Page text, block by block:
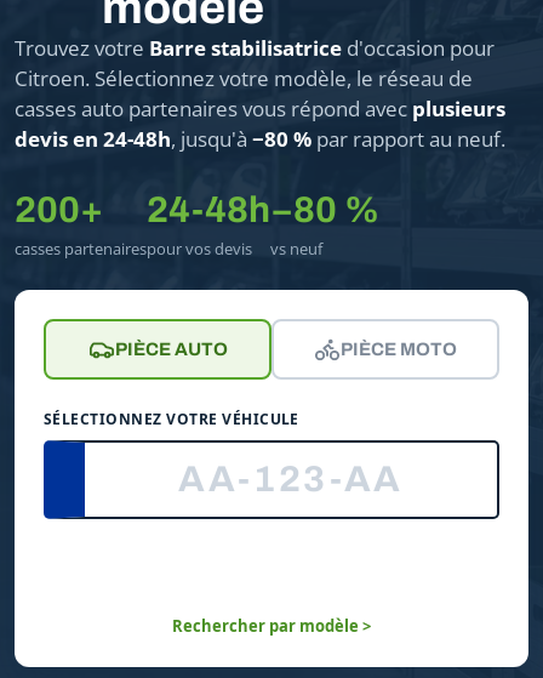
Trouvez votre Barre stabilisatrice d'occasion pour
Citroen. Sélectionnez votre modèle, le réseau de
casses auto partenaires vous répond avec plusieurs
devis en 24-48h, jusqu'à −80 % par rapport au neuf.
200+
casses partenaires
24-48h
pour vos devis
−80 %
vs neuf
PIÈCE AUTO PIÈCE MOTO
SÉLECTIONNEZ VOTRE VÉHICULE
Rechercher par modèle >